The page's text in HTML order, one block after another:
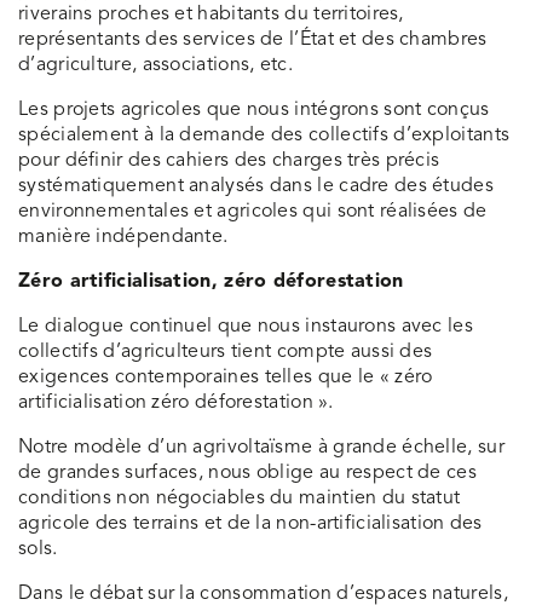
riverains proches et habitants du territoires,
représentants des services de l’État et des chambres
d’agriculture, associations, etc.
Les projets agricoles que nous intégrons sont conçus
spécialement à la demande des collectifs d’exploitants
pour définir des cahiers des charges très précis
systématiquement analysés dans le cadre des études
environnementales et agricoles qui sont réalisées de
manière indépendante.
Zéro artificialisation, zéro déforestation
Le dialogue continuel que nous instaurons avec les
collectifs d’agriculteurs tient compte aussi des
exigences contemporaines telles que le « zéro
artificialisation zéro déforestation ».
Notre modèle d’un agrivoltaïsme à grande échelle, sur
de grandes surfaces, nous oblige au respect de ces
conditions non négociables du maintien du statut
agricole des terrains et de la non-artificialisation des
sols.
Dans le débat sur la consommation d’espaces naturels,